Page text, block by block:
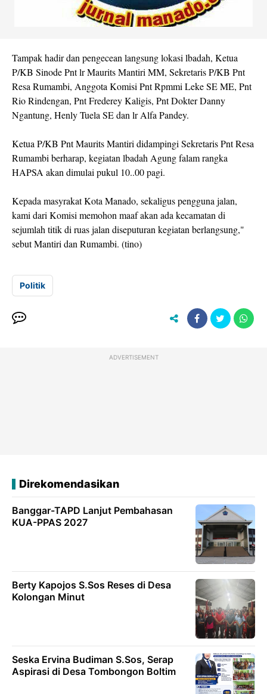
Tampak hadir dan pengecean langsung lokasi lbadah, Ketua
P/KB Sinode Pnt lr Maurits Mantiri MM, Sekretaris P/KB Pnt
Resa Rumambi, Anggota Komisi Pnt Rpmmi Leke SE ME, Pnt
Rio Rindengan, Pnt Frederey Kaligis, Pnt Dokter Danny
Ngantung, Henly Tuela SE dan lr Alfa Pandey.
Ketua P/KB Pnt Maurits Mantiri didampingi Sekretaris Pnt Resa
Rumambi berharap, kegiatan lbadah Agung falam rangka
HAPSA akan dimulai pukul 10..00 pagi.
Kepada masyrakat Kota Manado, sekaligus pengguna jalan,
kami dari Komisi memohon maaf akan ada kecamatan di
sejumlah titik di ruas jalan diseputuran kegiatan berlangsung,"
sebut Mantiri dan Rumambi. (tino)
Politik
ADVERTISEMENT
Direkomendasikan
Banggar-TAPD Lanjut Pembahasan
KUA-PPAS 2027
Berty Kapojos S.Sos Reses di Desa
Kolongan Minut
Seska Ervina Budiman S.Sos, Serap
Aspirasi di Desa Tombongon Boltim